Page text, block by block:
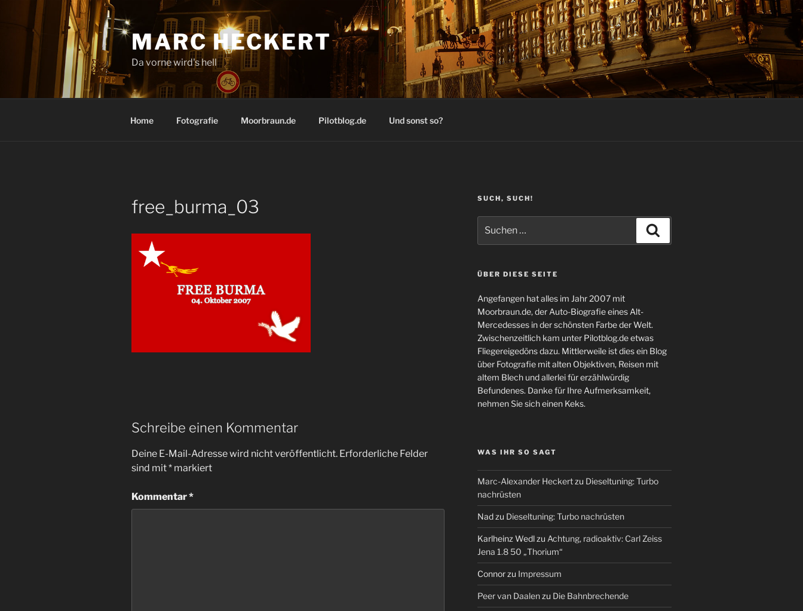
springen
MARC HECKERT
Da vorne wird's hell
Home Fotografie Moorbraun.de Pilotblog.de Und sonst so?
free_burma_03
Schreibe einen Kommentar
Deine E-Mail-Adresse wird nicht veröffentlicht. Erforderliche Felder
sind mit* markiert
Kommentar*
SUCH, SUCH!
nach:
ÜBER DIESE SEITE
Angefangen hat alles im Jahr 2007 mit
Moorbraun.de, der Auto-Biografie eines Alt-
Mercedesses in der schönsten Farbe der Welt.
Zwischenzeitlich kam unter Pilotblog.de etwas
Fliegereigedöns dazu. Mittlerweile ist dies ein Blog
über Fotografie mit alten Objektiven, Reisen mit
altem Blech und allerlei für erzählwürdig
Befundenes. Danke für Ihre Aufmerksamkeit,
nehmen Sie sich einen Keks.
WAS IHR SO SAGT
Marc-Alexander Heckertzu Dieseltuning: Turbo
nachrüsten
Nadzu Dieseltuning: Turbo nachrüsten
Karlheinz Wedlzu Achtung, radioaktiv: Carl Zeiss
Jena 1.8 50 „Thorium“
Connorzu Impressum
Peer van Daalenzu Die Bahnbrechende